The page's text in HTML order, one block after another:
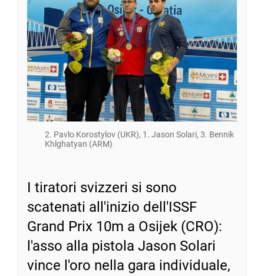
2. Pavlo Korostylov (UKR), 1. Jason Solari, 3. Bennik
Khlghatyan (ARM)
I tiratori svizzeri si sono
scatenati all'inizio dell'ISSF
Grand Prix 10m a Osijek (CRO):
l'asso alla pistola Jason Solari
vince l'oro nella gara individuale,